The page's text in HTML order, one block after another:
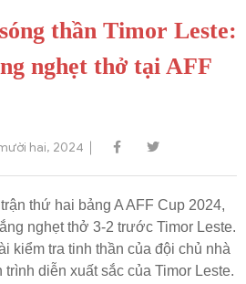
thần Timor Leste:
nghẹt thở tại AFF
hai, 2024
thứ hai bảng A AFF Cup 2024,
nghẹt thở 3-2 trước Timor Leste.
kiểm tra tinh thần của đội chủ nhà
diễn xuất sắc của Timor Leste.